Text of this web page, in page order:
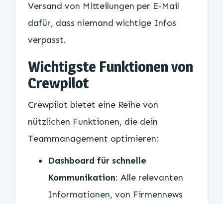
Versand von Mitteilungen per E-Mail
dafür, dass niemand wichtige Infos
verpasst.
Wichtigste Funktionen von
Crewpilot
Crewpilot bietet eine Reihe von
nützlichen Funktionen, die dein
Teammanagement optimieren:
Dashboard für schnelle
Kommunikation: Alle relevanten
Informationen, von Firmennews